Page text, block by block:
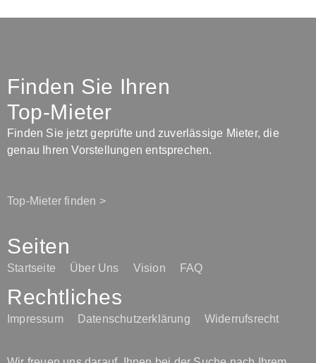
Finden Sie Ihren
Top-Mieter
Finden Sie jetzt geprüfte und zuverlässige Mieter, die
genau Ihren Vorstellungen entsprechen.
Top-Mieter finden >
Seiten
Startseite Über Uns Vision FAQ
Rechtliches
Impressum Datenschutzerklärung Widerrufsrecht